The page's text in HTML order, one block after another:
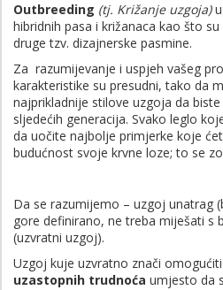
Outbreeding (tj. Križanjeuzgoja)
hibridnih pasa i križanaca kao što
druge tzv. dizajnerske pasmine.
Za razumijevanje i uspjeh vašeg
karakteristike su presudni, tako da
najprikladnije stilove uzgoja da
sljedećih generacija. Svako leglo
da uočite najbolje primjerke koje
budućnost svoje krvne loze; to se
Da se razumijemo – uzgoj unatrag
gore definirano, ne treba miješati s
(uzvratni uzgoj).
Uzgoj kuje uzvratno znači omogućiti
uzastopnih trudnoća umjesto da